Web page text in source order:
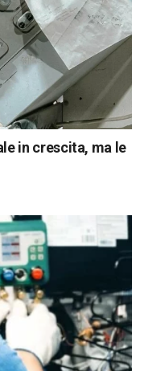
in crescita, ma le